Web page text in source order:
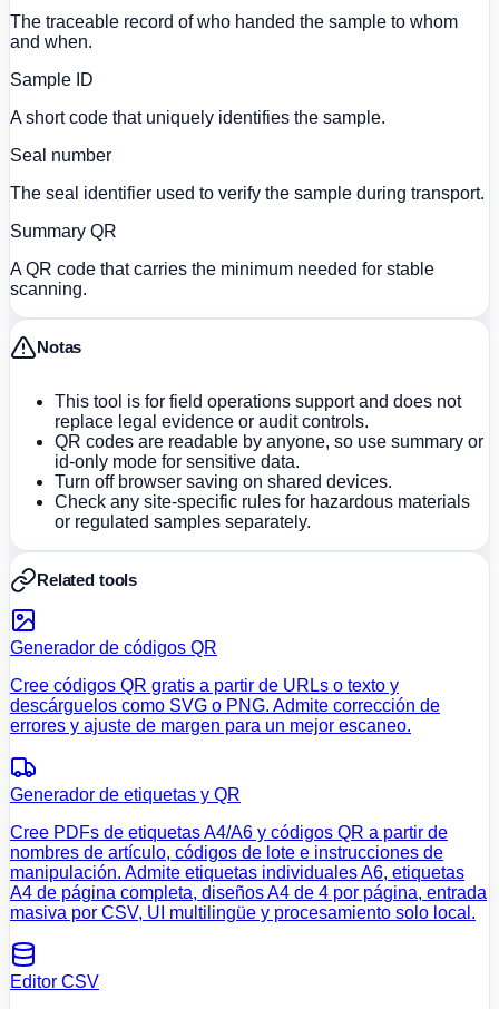
The traceable record of who handed the sample to whom
and when.
Sample ID
A short code that uniquely identifies the sample.
Seal number
The seal identifier used to verify the sample during transport.
Summary QR
A QR code that carries the minimum needed for stable
scanning.
Notas
This tool is for field operations support and does not
replace legal evidence or audit controls.
QR codes are readable by anyone, so use summary or
id-only mode for sensitive data.
Turn off browser saving on shared devices.
Check any site-specific rules for hazardous materials
or regulated samples separately.
Related tools
Generador de códigos QR
Cree códigos QR gratis a partir de URLs o texto y
descárguelos como SVG o PNG. Admite corrección de
errores y ajuste de margen para un mejor escaneo.
Generador de etiquetas y QR
Cree PDFs de etiquetas A4/A6 y códigos QR a partir de
nombres de artículo, códigos de lote e instrucciones de
manipulación. Admite etiquetas individuales A6, etiquetas
A4 de página completa, diseños A4 de 4 por página, entrada
masiva por CSV, UI multilingüe y procesamiento solo local.
Editor CSV